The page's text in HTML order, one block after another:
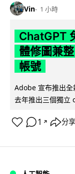
Vin 1 小時
ChatGPT
體修圖兼
帳號
Adobe 宣布推出
去年推出三個獨
1 ↗ 分享